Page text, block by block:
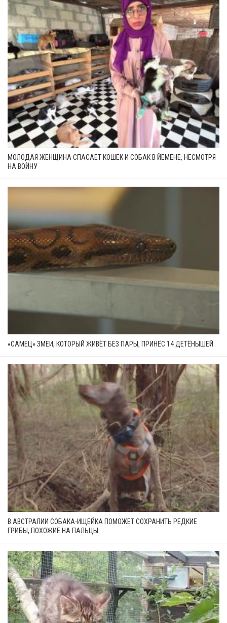
МОЛОДАЯ ЖЕНЩИНА СПАСАЕТ КОШЕК И СОБАК В ЙЕМЕНЕ, НЕСМОТРЯ
НА ВОЙНУ
«САМЕЦ» ЗМЕИ, КОТОРЫЙ ЖИВЁТ БЕЗ ПАРЫ, ПРИНЁС 14 ДЕТЁНЫШЕЙ
В АВСТРАЛИИ СОБАКА-ИЩЕЙКА ПОМОЖЕТ СОХРАНИТЬ РЕДКИЕ
ГРИБЫ, ПОХОЖИЕ НА ПАЛЬЦЫ